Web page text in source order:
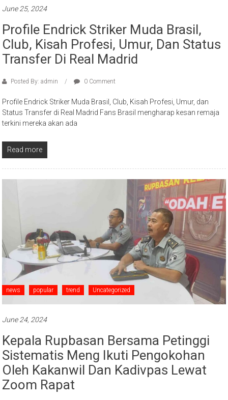
June 25, 2024
Profile Endrick Striker Muda Brasil,
Club, Kisah Profesi, Umur, Dan Status
Transfer Di Real Madrid
Posted By: admin 0 Comment
Profile Endrick Striker Muda Brasil, Club, Kisah Profesi, Umur, dan
Status Transfer di Real Madrid Fans Brasil mengharap kesan remaja
terkini mereka akan ada
Read more
news popular trend Uncategorized
June 24, 2024
Kepala Rupbasan Bersama Petinggi
Sistematis Meng Ikuti Pengokohan
Oleh Kakanwil Dan Kadivpas Lewat
Zoom Rapat